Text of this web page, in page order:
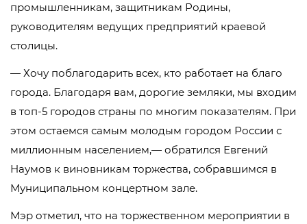
промышленникам, защитникам Родины,
руководителям ведущих предприятий краевой
столицы.
— Хочу поблагодарить всех, кто работает на благо
города. Благодаря вам, дорогие земляки, мы входим
в топ-5 городов страны по многим показателям. При
этом остаемся самым молодым городом России с
миллионным населением,— обратился Евгений
Наумов к виновникам торжества, собравшимся в
Муниципальном концертном зале.
Мэр отметил, что на торжественном мероприятии в